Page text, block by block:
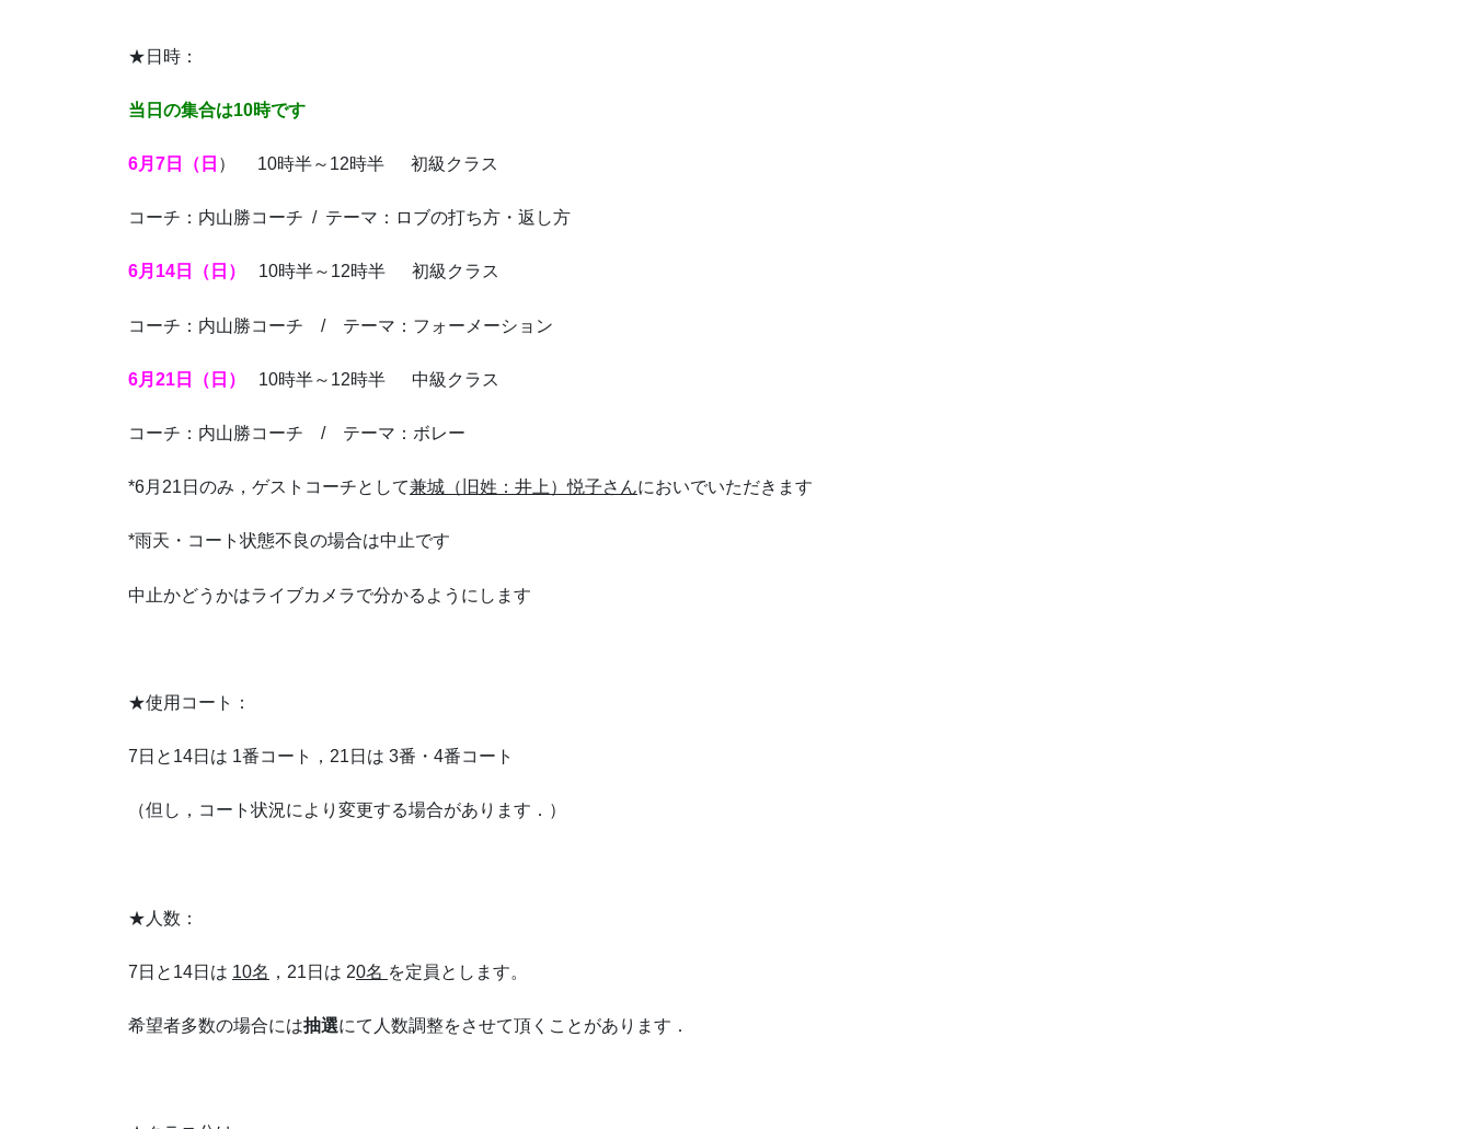
★日時：
当日の集合は10時です
6月7日（日 ） 10時半～12時半 初級クラス
コーチ：内山勝コーチ / テーマ：ロブの打ち方・返し方
6月14日（日） 10時半～12時半 初級クラス
コーチ：内山勝コーチ / テーマ：フォーメーション
6月21日（日） 10時半～12時半 中級クラス
コーチ：内山勝コーチ / テーマ：ボレー
*6月21日のみ，ゲストコーチとして兼城（旧姓：井上）悦子さんにおいでいただきます
*雨天・コート状態不良の場合は中止です
中止かどうかはライブカメラで分かるようにします
★使用コート：
7日と14日は 1番コート，21日は 3番・4番コート
（但し，コート状況により変更する場合があります．）
★人数：
7日と14日は 10名 ，21日は 20名 を定員とします。
希望者多数の場合には抽選にて人数調整をさせて頂くことがあります．